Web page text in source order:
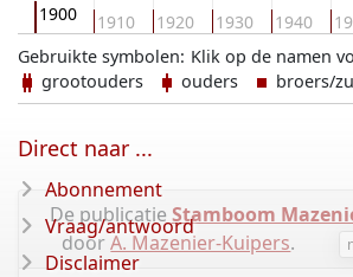
1900 1910 1920 1930 1940
Klik op de namen
Gebruikte symbolen:
grootouders
ouders broers/
De publicatie Stamboom
doorA. Mazenier-Kuipers.
Direct naar ...
Abonnement
Vraag/antwoord
Disclaimer